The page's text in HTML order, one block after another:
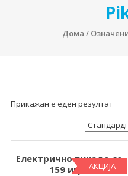
Дома /
Прикажан е еден резултат
АКЦИЈА
Електрично пикадо со
159 игри